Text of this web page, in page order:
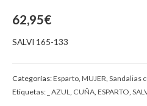
62,95€
SALVI 165-133
Categorías:Esparto MUJER Sandalias
Etiquetas: _ AZUL CUÑA ESPARTO